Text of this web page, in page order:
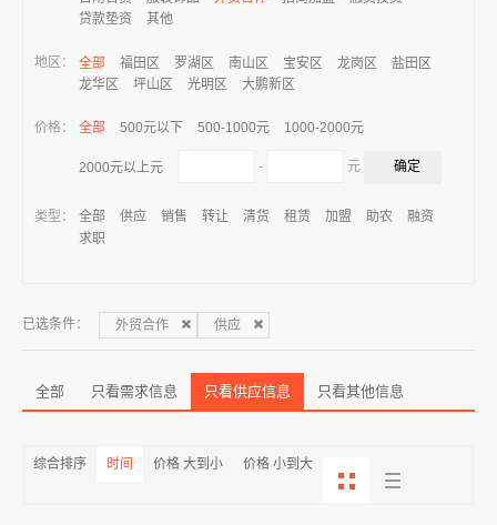
贷款垫资
其他
地区： 全部 福田区 罗湖区 南山区 宝安区 龙岗区
盐田区
龙华区
坪山区 光明区 大鹏新区
价格： 全部 500元以下 500-1000元 1000-2000元
2000元以上元 - 元
类型： 全部 供应 销售 转让 清货 租赁 加盟 助农
融资
求职
已选条件： 外贸合作 供应
全部 只看需求信息 只看供应信息 只看其他信息
综合排序 时间 价格 大到小 价格 小到大